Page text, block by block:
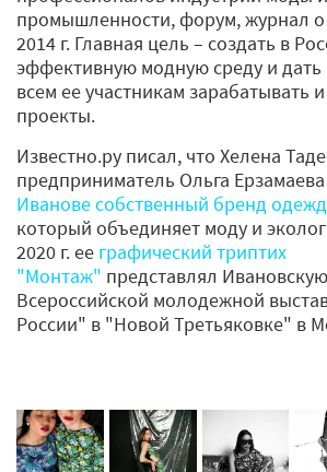
промышленности, форум, журнал
2014 г. Главная цель – создать в
эффективную модную среду и дать
всем ее участникам зарабатывать
проекты.
Известно.ру писал, что Хелена
предприниматель Ольга Ерзамаева
Иванове собственный бренд
который объединяет моду и
2020 г. ее графический триптих
"Монтаж" представлял
Всероссийской молодежной
России" в "Новой Третьяковке" в